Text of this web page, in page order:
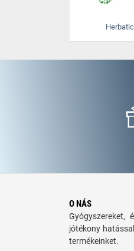
O NÁS
Gyógyszereket,
jótékony
termékeinket.